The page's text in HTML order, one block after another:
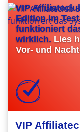
VIP
Edition im
funktioniert
wirklich. Lies
Vor- und
VIP